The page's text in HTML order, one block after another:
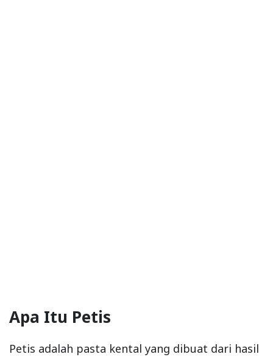
Apa Itu Petis
Petis adalah pasta kental yang dibuat dari hasil